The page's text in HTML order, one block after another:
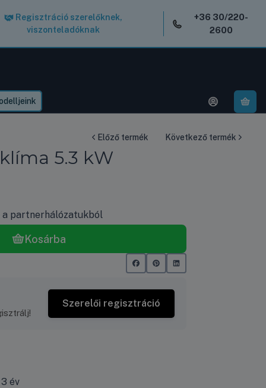
Regisztráció szerelőknek,
viszonteladóknak
+36 30/220-
2600
Előző termék Következő termék
5.3 kW
a partnerhálózatukból
Kosárba
Szerelői regisztráció
3 év